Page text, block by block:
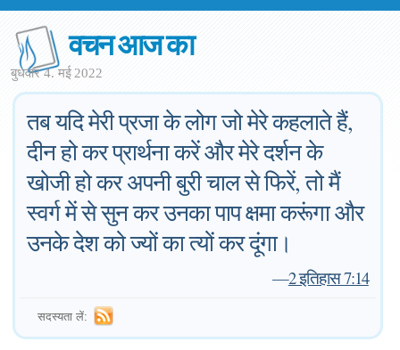
वचन आज का
बुधवार 4. मई 2022
तब यदि मेरी प्रजा के लोग जो मेरे कहलाते हैं,
दीन हो कर प्रार्थना करें और मेरे दर्शन के
खोजी हो कर अपनी बुरी चाल से फिरें, तो मैं
स्वर्ग में से सुन कर उनका पाप क्षमा करूंगा और
उनके देश को ज्यों का त्यों कर दूंगा।
—2 इतिहास 7:14
सदस्यता लें: